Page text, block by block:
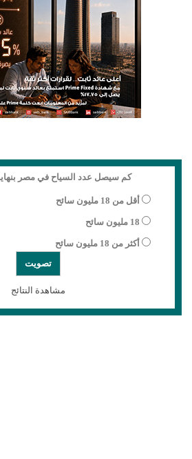
كم سيصل عدد السياح في مصر
أقل من 18 مليون سائح
18 مليون سائح
أكثر من 18 مليون سائح
مشاهدة النتائج